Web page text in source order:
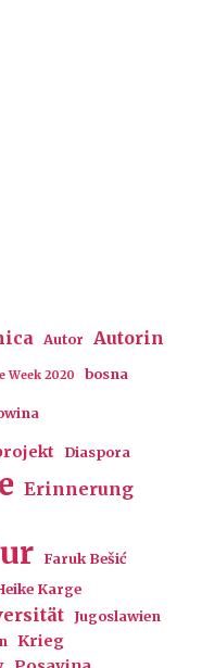
Autor Autorin
Week 2020 bosna
Diaspora
Erinnerung
Faruk Bešić
Karge
Jugoslawien
Krieg